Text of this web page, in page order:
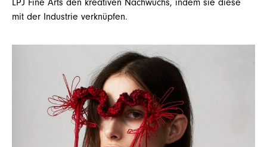
LPJ Fine Arts den kreativen Nachwuchs, indem sie diese
mit der Industrie verknüpfen.